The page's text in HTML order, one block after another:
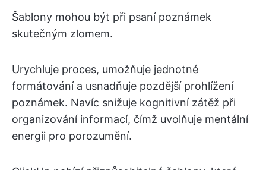
Šablony mohou být při psaní poznámek
skutečným zlomem.
Urychluje proces, umožňuje jednotné
formátování a usnadňuje pozdější prohlížení
poznámek. Navíc snižuje kognitivní zátěž při
organizování informací, čímž uvolňuje mentální
energii pro porozumění.